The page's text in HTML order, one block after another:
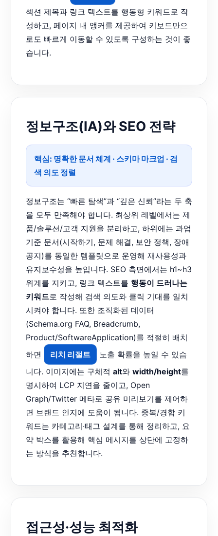
섹션 제목과 링크 텍스트를 행동형 키워드로 작
성하고, 페이지 내 앵커를 제공하여 키보드만으
로도 빠르게 이동할 수 있도록 구성하는 것이 좋
습니다.
정보구조(IA)와 SEO 전략
핵심: 명확한 문서 체계 · 스키마 마크업 · 검
색 의도 정렬
정보구조는 “빠른 탐색”과 “깊은 신뢰”라는 두 축
을 모두 만족해야 합니다. 최상위 레벨에서는 제
품/솔루션/고객 지원을 분리하고, 하위에는 과업
기준 문서(시작하기, 문제 해결, 보안 정책, 장애
공지)를 동일한 템플릿으로 운영해 재사용성과
유지보수성을 높입니다. SEO 측면에서는 h1~h3
위계를 지키고, 링크 텍스트를 행동이 드러나는
키워드로 작성해 검색 의도와 클릭 기대를 일치
시켜야 합니다. 또한 조직화된 데이터
(Schema.org FAQ, Breadcrumb,
Product/SoftwareApplication)를 적절히 배치
하면
리치 리절트
노출 확률을 높일 수 있습
니다. 이미지에는 구체적 alt와 width/height를
명시하여 LCP 지연을 줄이고, Open
Graph/Twitter 메타로 공유 미리보기를 제어하
면 브랜드 인지에 도움이 됩니다. 중복/경합 키
워드는 카테고리·태그 설계를 통해 정리하고, 요
약 박스를 활용해 핵심 메시지를 상단에 고정하
는 방식을 추천합니다.
접근성·성능 최적화